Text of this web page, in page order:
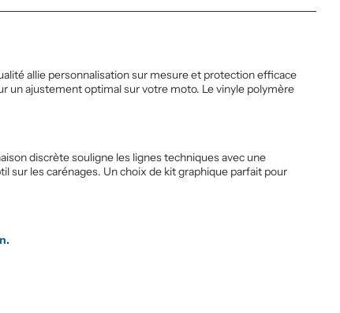
allie personnalisation sur mesure et protection efficace
un ajustement optimal sur votre moto. Le vinyle polymère
discrète souligne les lignes techniques avec une
sur les carénages. Un choix de kit graphique parfait pour